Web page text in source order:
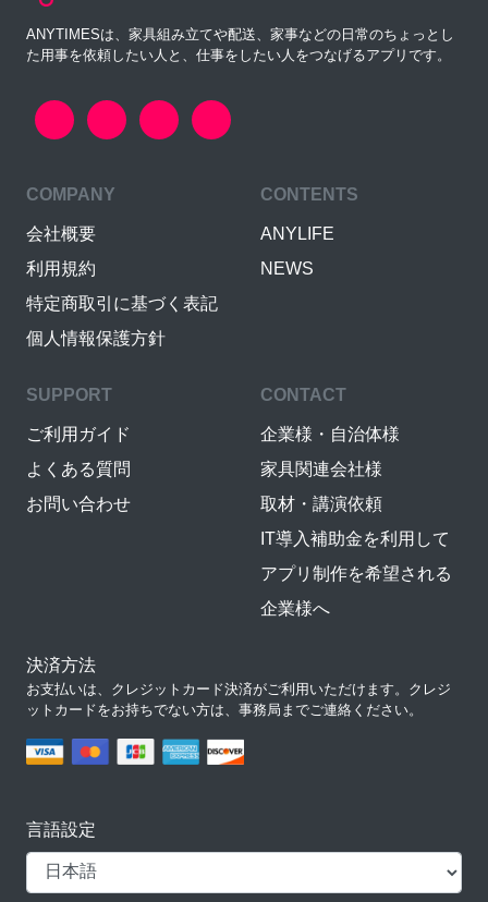
ANYTIMESは、家具組み立てや配送、家事などの日常のちょっとし
た用事を依頼したい人と、仕事をしたい人をつなげるアプリです。
COMPANY
会社概要
利用規約
特定商取引に基づく表記
個人情報保護方針
CONTENTS
ANYLIFE
NEWS
SUPPORT
ご利用ガイド
よくある質問
お問い合わせ
CONTACT
企業様・自治体様
家具関連会社様
取材・講演依頼
IT導入補助金を利用して
アプリ制作を希望される
企業様へ
決済方法
お支払いは、クレジットカード決済がご利用いただけます。クレジ
ットカードをお持ちでない方は、事務局までご連絡ください。
言語設定